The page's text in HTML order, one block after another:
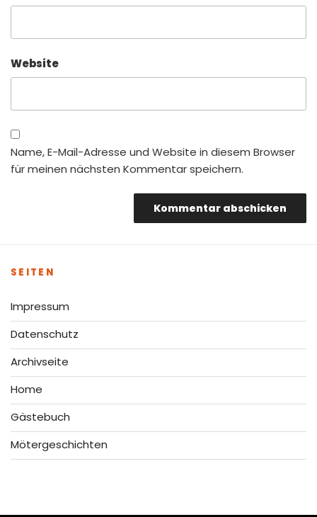
Website
Name, E-Mail-Adresse und Website in diesem Browser
für meinen nächsten Kommentar speichern.
SEITEN
Impressum
Datenschutz
Archivseite
Home
Gästebuch
Mötergeschichten